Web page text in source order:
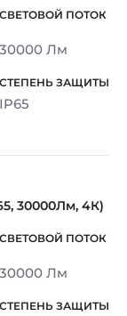
30000 Лм
IP65
30000Лм, 4К)
30000 Лм